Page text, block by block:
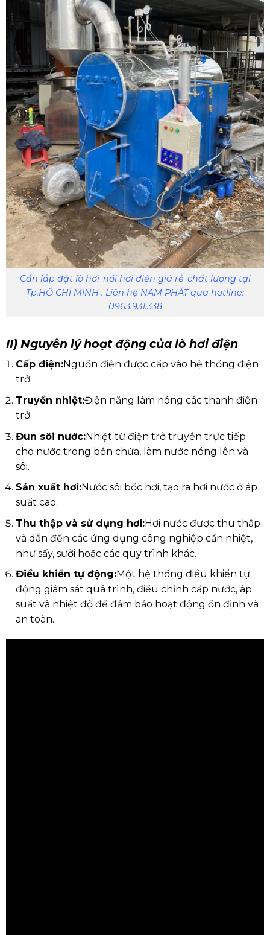
Cần lắp đặt lò hơi-nồi hơi điện giá rẻ-chất lượng tại
Tp.HỒ CHÍ MINH . Liên hệ NAM PHÁT qua hotline:
0963.931.338
II) Nguyên lý hoạt động của lò hơi điện
Cấp điện:Nguồn điện được cấp vào hệ thống điện
trở.
Truyền nhiệt:Điện năng làm nóng các thanh điện
trở.
Đun sôi nước:Nhiệt từ điện trở truyền trực tiếp
cho nước trong bồn chứa, làm nước nóng lên và
sôi.
Sản xuất hơi:Nước sôi bốc hơi, tạo ra hơi nước ở áp
suất cao.
Thu thập và sử dụng hơi:Hơi nước được thu thập
và dẫn đến các ứng dụng công nghiệp cần nhiệt,
như sấy, sưởi hoặc các quy trình khác.
Điều khiển tự động:Một hệ thống điều khiển tự
động giám sát quá trình, điều chỉnh cấp nước, áp
suất và nhiệt độ để đảm bảo hoạt động ổn định và
an toàn.